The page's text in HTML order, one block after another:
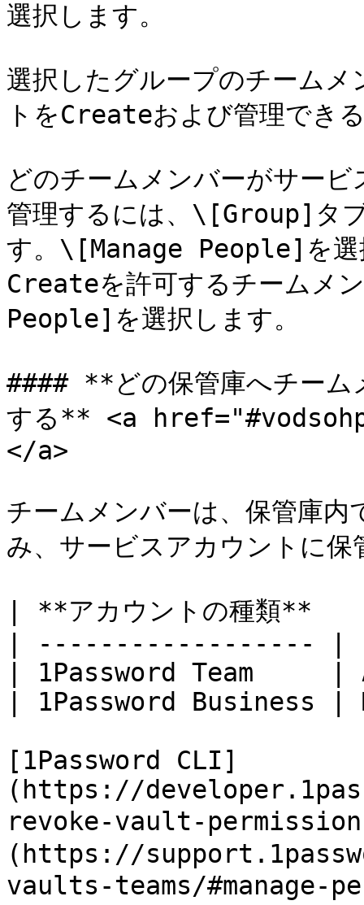
選択します。
選択したグループのチーム
トをCreateおよび管理でき
どのチームメンバーがサー
管理するには、\[Group]タ
す。\[Manage People]を選
Createを許可するチームメ
People]を選択します。
#### **どの保管庫へチーム
する** <a
</a>
チームメンバーは、保管庫
み、サービスアカウントに
| **アカウントの種
| ------------------ |
| 1Password Team     |
| 1Password Business
[1Password CLI]
(https://
revoke-vault-
(https://
vaults-teams/#manage-